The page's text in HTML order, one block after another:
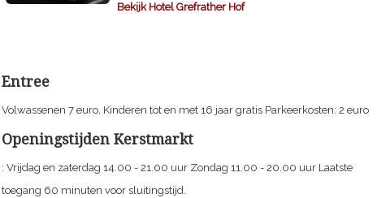
Bekijk Hotel Grefrather Hof
Entree
Volwassenen 7 euro, Kinderen tot en met 16 jaar gratis Parkeerkosten: 2 euro
Openingstijden Kerstmarkt
: Vrijdag en zaterdag 14.00 - 21.00 uur Zondag 11.00 - 20.00 uur Laatste
toegang 60 minuten voor sluitingstijd.